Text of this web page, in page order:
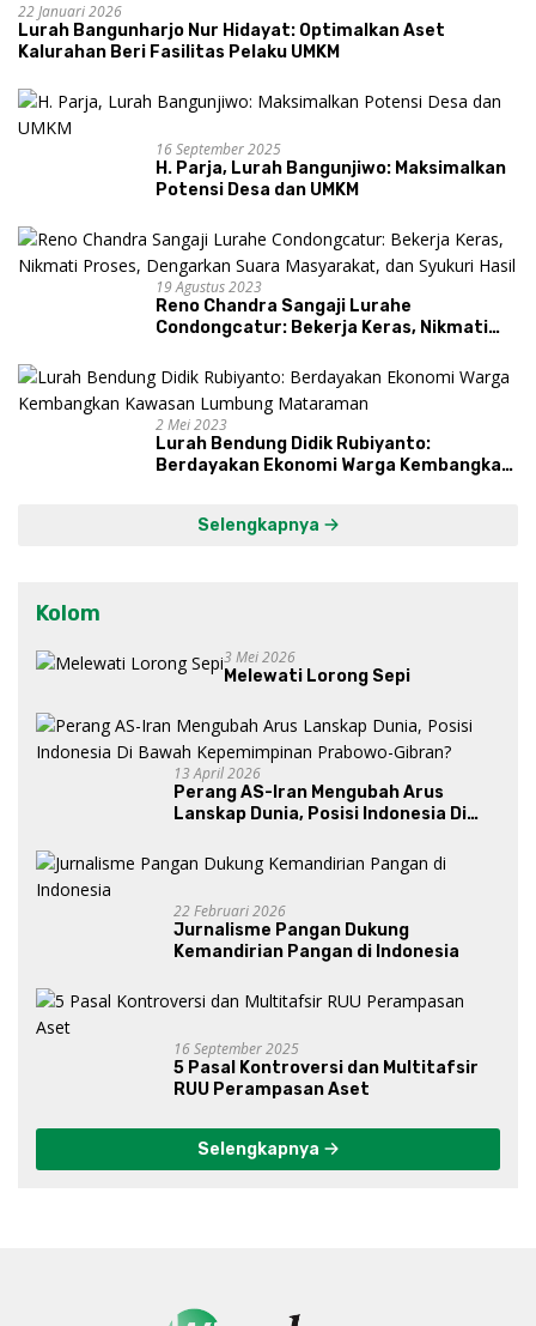
22 Januari 2026
Lurah Bangunharjo Nur Hidayat: Optimalkan Aset
Kalurahan Beri Fasilitas Pelaku UMKM
16 September 2025
H. Parja, Lurah Bangunjiwo: Maksimalkan
Potensi Desa dan UMKM
19 Agustus 2023
Reno Chandra Sangaji Lurahe
Condongcatur: Bekerja Keras, Nikmati
dan Syukuri Hasil
2 Mei 2023
Lurah Bendung Didik Rubiyanto:
Berdayakan Ekonomi Warga Kembangkan
Selengkapnya
Kolom
3 Mei 2026
Melewati Lorong Sepi
13 April 2026
Perang AS-Iran Mengubah Arus
Lanskap Dunia, Posisi Indonesia Di
Gibran?
22 Februari 2026
Jurnalisme Pangan Dukung
Kemandirian Pangan di Indonesia
16 September 2025
5 Pasal Kontroversi dan Multitafsir
RUU Perampasan Aset
Selengkapnya